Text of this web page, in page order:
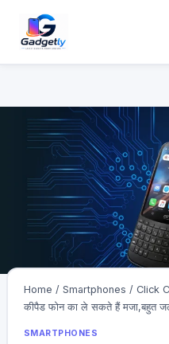
content
Home / Smartphones / Click
कीपैड फोन का ले सकते हैं मजा,बहुत
SMARTPHONES